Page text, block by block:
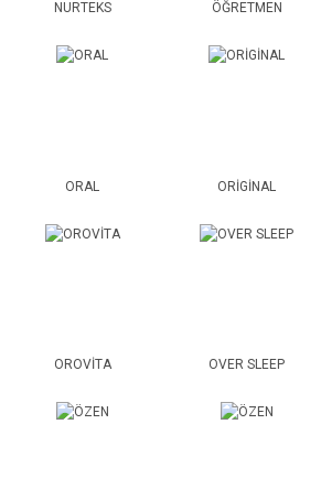
NURTEKS ÖĞRETMEN
ORAL ORİGİNAL
OROVİTA OVER SLEEP